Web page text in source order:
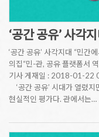
‘공간 공유’ 사각
‘공간 공유’ 사각지대 “민간
의집“민-관, 공유 플랫폼서
기사 게재일 : 2018-01-22
‘공간 공유’ 시대가 열렸
현실적인 평가다. 관에서는…